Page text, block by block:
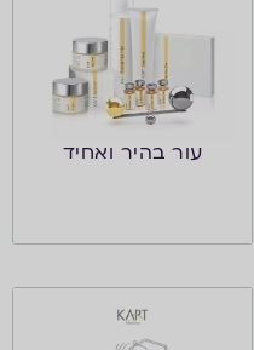
עור בהיר ואחיד